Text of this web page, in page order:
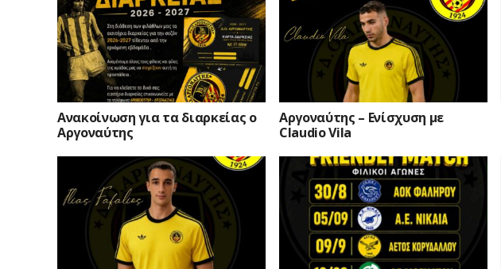
Ανακοίνωση για τα διαρκείας ο
Αργοναύτης
Αργοναύτης – Ενίσχυση με
Claudio Vila